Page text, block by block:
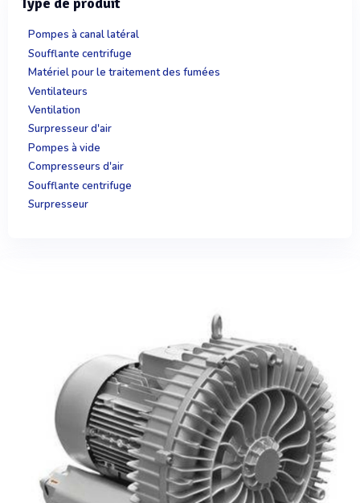
Pompes à canal latéral
Soufflante centrifuge
Matériel pour le traitement des fumées
Ventilateurs
Ventilation
Surpresseur d'air
Pompes à vide
Compresseurs d'air
Soufflante centrifuge
Surpresseur